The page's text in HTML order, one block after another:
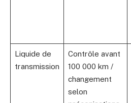
Liquide de
transmission
Contrôle avant
100 000 km /
changement
selon